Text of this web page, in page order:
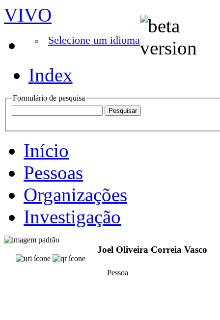
VIVO
Selecione um idioma
Index
Formulário de pesquisa
Início
Pessoas
Organizações
Investigação
Joel Oliveira Correia Vasco
Pessoa